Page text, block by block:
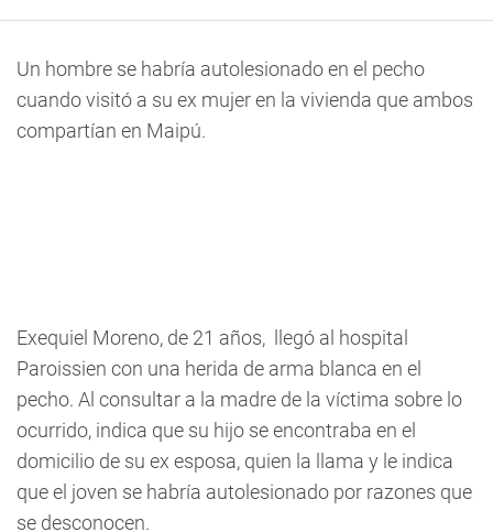
Un hombre se habría autolesionado en el pecho
cuando visitó a su ex mujer en la vivienda que ambos
compartían en Maipú.
Exequiel Moreno, de 21 años, llegó al hospital
Paroissien con una herida de arma blanca en el
pecho. Al consultar a la madre de la víctima sobre lo
ocurrido, indica que su hijo se encontraba en el
domicilio de su ex esposa, quien la llama y le indica
que el joven se habría autolesionado por razones que
se desconocen.